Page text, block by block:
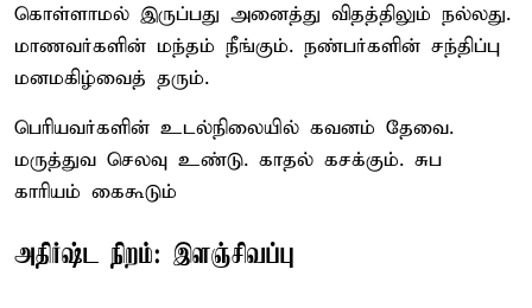
கொள்ளாமல் இருப்பது அனைத்து விதத்திலும் நல்லது.
மாணவர்களின் மந்தம் நீங்கும். நண்பர்களின் சந்திப்பு
மனமகிழ்வைத் தரும்.
பெரியவர்களின் உடல்நிலையில் கவனம் தேவை.
மருத்துவ செலவு உண்டு. காதல் கசக்கும். சுப
காரியம் கைகூடும்
அதிர்ஷ்ட நிறம்: இளஞ்சிவப்பு